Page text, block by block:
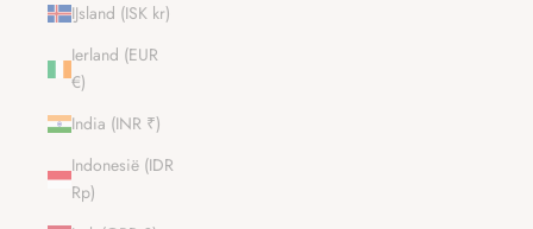
IJsland (ISK kr)
Ierland (EUR
€)
India (INR ₹)
Indonesië (IDR
Rp)